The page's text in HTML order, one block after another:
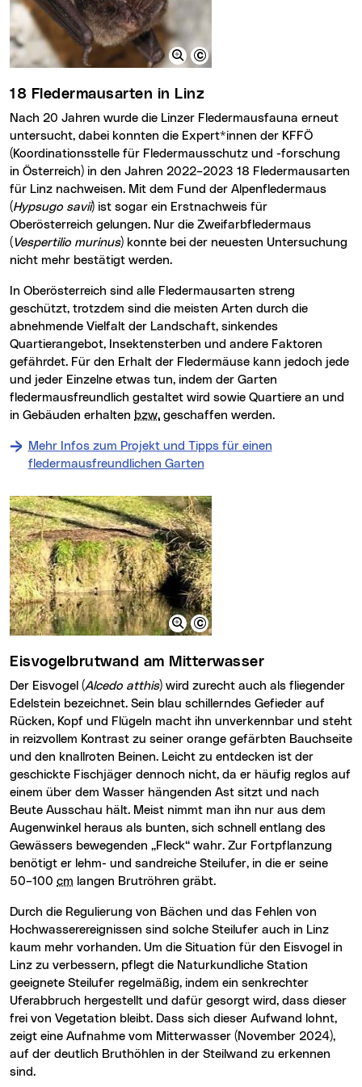
18 Fledermausarten in Linz
Nach 20 Jahren wurde die Linzer Fledermausfauna erneut
untersucht, dabei konnten die Expert*innen der KFFÖ
(Koordinationsstelle für Fledermausschutz und -forschung
in Österreich) in den Jahren 2022–2023 18 Fledermausarten
für Linz nachweisen. Mit dem Fund der Alpenfledermaus
(Hypsugo savii) ist sogar ein Erstnachweis für
Oberösterreich gelungen. Nur die Zweifarbfledermaus
( Vespertilio murinus) konnte bei der neuesten Untersuchung
nicht mehr bestätigt werden.
geschützt, trotzdem sind die meisten Arten durch die
abnehmende Vielfalt der Landschaft, sinkendes
Quartierangebot, Insektensterben und andere Faktoren
gefährdet. Für den Erhalt der Fledermäuse kann jedoch jede
und jeder Einzelne etwas tun, indem der Garten
fledermausfreundlich gestaltet wird sowie Quartiere an und
in Gebäuden erhalten bzw. geschaffen werden.
Mehr Infos zum Projekt und Tipps für einen
fledermausfreundlichen Garten
Eisvogelbrutwand am Mitterwasser
Der Eisvogel (Alcedo atthis) wird zurecht auch als fliegender
Edelstein bezeichnet. Sein blau schillerndes Gefieder auf
Rücken, Kopf und Flügeln macht ihn unverkennbar und steht
in reizvollem Kontrast zu seiner orange gefärbten Bauchseite
und den knallroten Beinen. Leicht zu entdecken ist der
geschickte Fischjäger dennoch nicht, da er häufig reglos auf
einem über dem Wasser hängenden Ast sitzt und nach
Beute Ausschau hält. Meist nimmt man ihn nur aus dem
Augenwinkel heraus als bunten, sich schnell entlang des
Gewässers bewegenden „Fleck“ wahr. Zur Fortpflanzung
benötigt er lehm- und sandreiche Steilufer, in die er seine
50–100 cm langen Brutröhren gräbt.
Durch die Regulierung von Bächen und das Fehlen von
Hochwasserereignissen sind solche Steilufer auch in Linz
kaum mehr vorhanden. Um die Situation für den Eisvogel in
Linz zu verbessern, pflegt die Naturkundliche Station
geeignete Steilufer regelmäßig, indem ein senkrechter
Uferabbruch hergestellt und dafür gesorgt wird, dass dieser
frei von Vegetation bleibt. Dass sich dieser Aufwand lohnt,
zeigt eine Aufnahme vom Mitterwasser (November 2024),
auf der deutlich Bruthöhlen in der Steilwand zu erkennen
sind.